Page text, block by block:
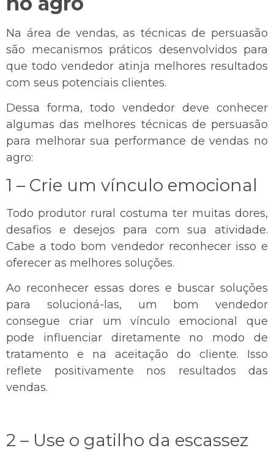
Na área de vendas, as técnicas de persuasão
são mecanismos práticos desenvolvidos para
que todo vendedor atinja melhores resultados
com seus potenciais clientes.
Dessa forma, todo vendedor deve conhecer
algumas das melhores técnicas de persuasão
para melhorar sua performance de vendas no
agro:
1 – Crie um vínculo emocional
Todo produtor rural costuma ter muitas dores,
desafios e desejos para com sua atividade.
Cabe a todo bom vendedor reconhecer isso e
oferecer as melhores soluções.
Ao reconhecer essas dores e buscar soluções
para solucioná-las, um bom vendedor
consegue criar um vínculo emocional que
pode influenciar diretamente no modo de
tratamento e na aceitação do cliente. Isso
reflete positivamente nos resultados das
vendas.
2 – Use o gatilho da escassez